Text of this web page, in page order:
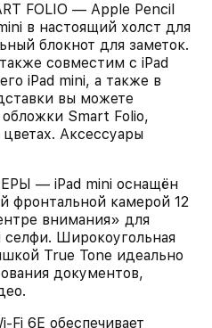
FOLIO — Apple Pencil
в настоящий холст для
блокнот для заметок.
совместим с iPad
iPad mini, а также в
вы можете
обложки Smart Folio,
Аксессуары
— iPad mini оснащён
фронтальной камерой 12
внимания» для
Широкоугольная
True Tone идеально
документов,
6E обеспечивает